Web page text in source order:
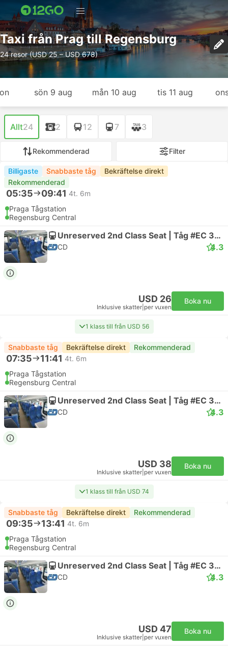
Taxi från Prag till Regensburg
24 resor (USD 25 – USD 678)
sön 9 aug mån 10 aug tis 11 aug
Allt24 2 12 7 3
Rekommenderad Filter
Billigaste Snabbaste tåg
Bekräftelse direkt
Rekommenderad
05:35 09:41 4t. 6m
Praga Tågstation
Regensburg Central
Unreserved 2nd Class Seat | Tåg #EC 362 Bavorský expres
CD 4.3
USD 26
Inklusive skatter per vuxen
Boka nu
1 klass till från USD 56
Snabbaste tåg Bekräftelse direkt Rekommenderad
07:35 11:41 4t. 6m
Praga Tågstation
Regensburg Central
Unreserved 2nd Class Seat | Tåg #EC 360 Bavorský expres
CD 4.3
USD 38
Inklusive skatter per vuxen
Boka nu
1 klass till från USD 74
Snabbaste tåg Bekräftelse direkt Rekommenderad
09:35 13:41 4t. 6m
Praga Tågstation
Regensburg Central
Unreserved 2nd Class Seat | Tåg #EC 358 Bavorský expres
CD 4.3
USD 47
Inklusive skatter per vuxen
Boka nu